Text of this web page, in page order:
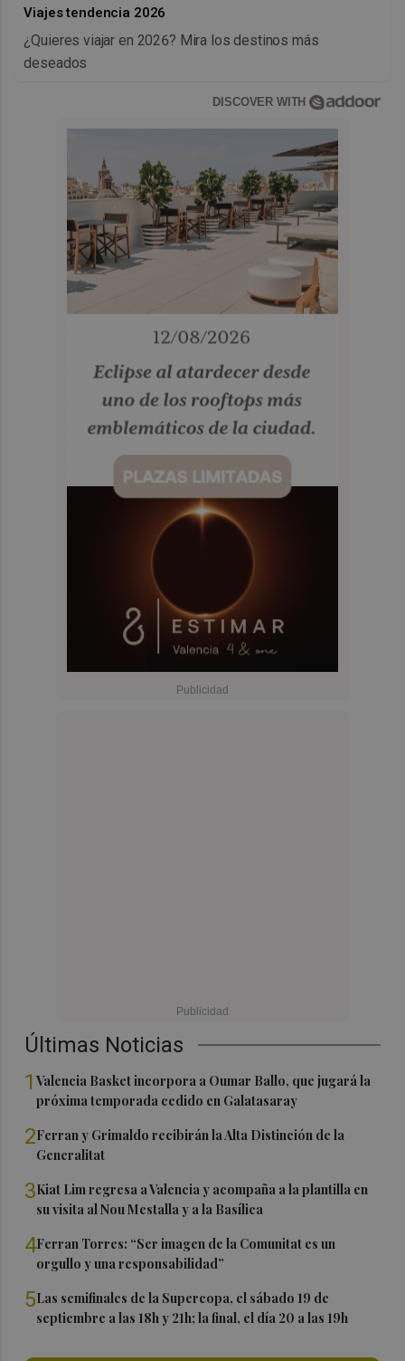
Últimas Noticias
1Valencia Basket incorpora a Oumar Ballo, que jugará la
próxima temporada cedido en Galatasaray
2Ferran y Grimaldo recibirán la Alta Distinción de la
Generalitat
3Kiat Lim regresa a Valencia y acompaña a la plantilla en
su visita al Nou Mestalla y a la Basílica
4Ferran Torres: “Ser imagen de la Comunitat es un
orgullo y una responsabilidad”
5Las semifinales de la Supercopa, el sábado 19 de
septiembre a las 18h y 21h; la final, el día 20 a las 19h
Viajes tendencia 2026
¿Quieres viajar en 2026? Mira los destinos más
deseados
DISCOVER WITH